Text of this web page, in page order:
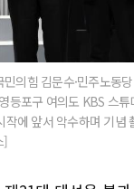
의힘 김문수·민주노동
등포구 여의도 KBS 스
작에 앞서 악수하며 기념
]